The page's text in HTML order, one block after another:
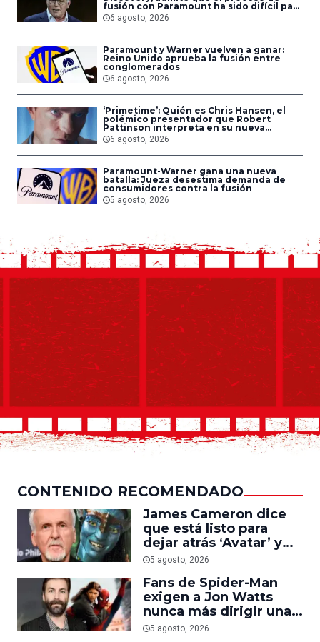
fusión con Paramount ha sido difícil para
los empleados
6 agosto, 2026
Paramount y Warner vuelven a ganar:
Reino Unido aprueba la fusión entre
conglomerados
6 agosto, 2026
‘Primetime’: Quién es Chris Hansen, el
polémico presentador que Robert
Pattinson interpreta en su nueva
película
6 agosto, 2026
Paramount-Warner gana una nueva
batalla: Jueza desestima demanda de
consumidores contra la fusión
5 agosto, 2026
CONTENIDO RECOMENDADO
James Cameron dice
que está listo para
dejar atrás ‘Avatar’ y
trabajar en ‘el último
5 agosto, 2026
Fans de Spider-Man
exigen a Jon Watts
nunca más dirigir una
película del personaje
5 agosto, 2026